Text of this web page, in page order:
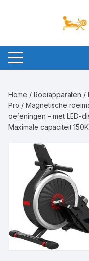
Home /Roeiapparaten /
Pro / Magnetische
oefeningen – met LED-
Maximale capaciteit